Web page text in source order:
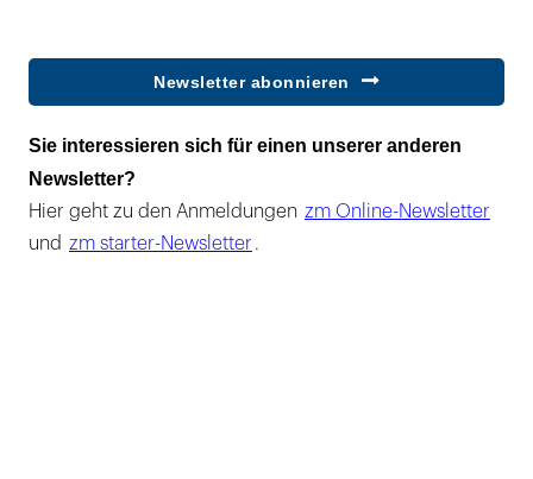
Newsletter abonnieren
Sie interessieren sich für einen unserer anderen
Newsletter?
Hier geht zu den Anmeldungen zm Online-Newsletter
und zm starter-Newsletter .